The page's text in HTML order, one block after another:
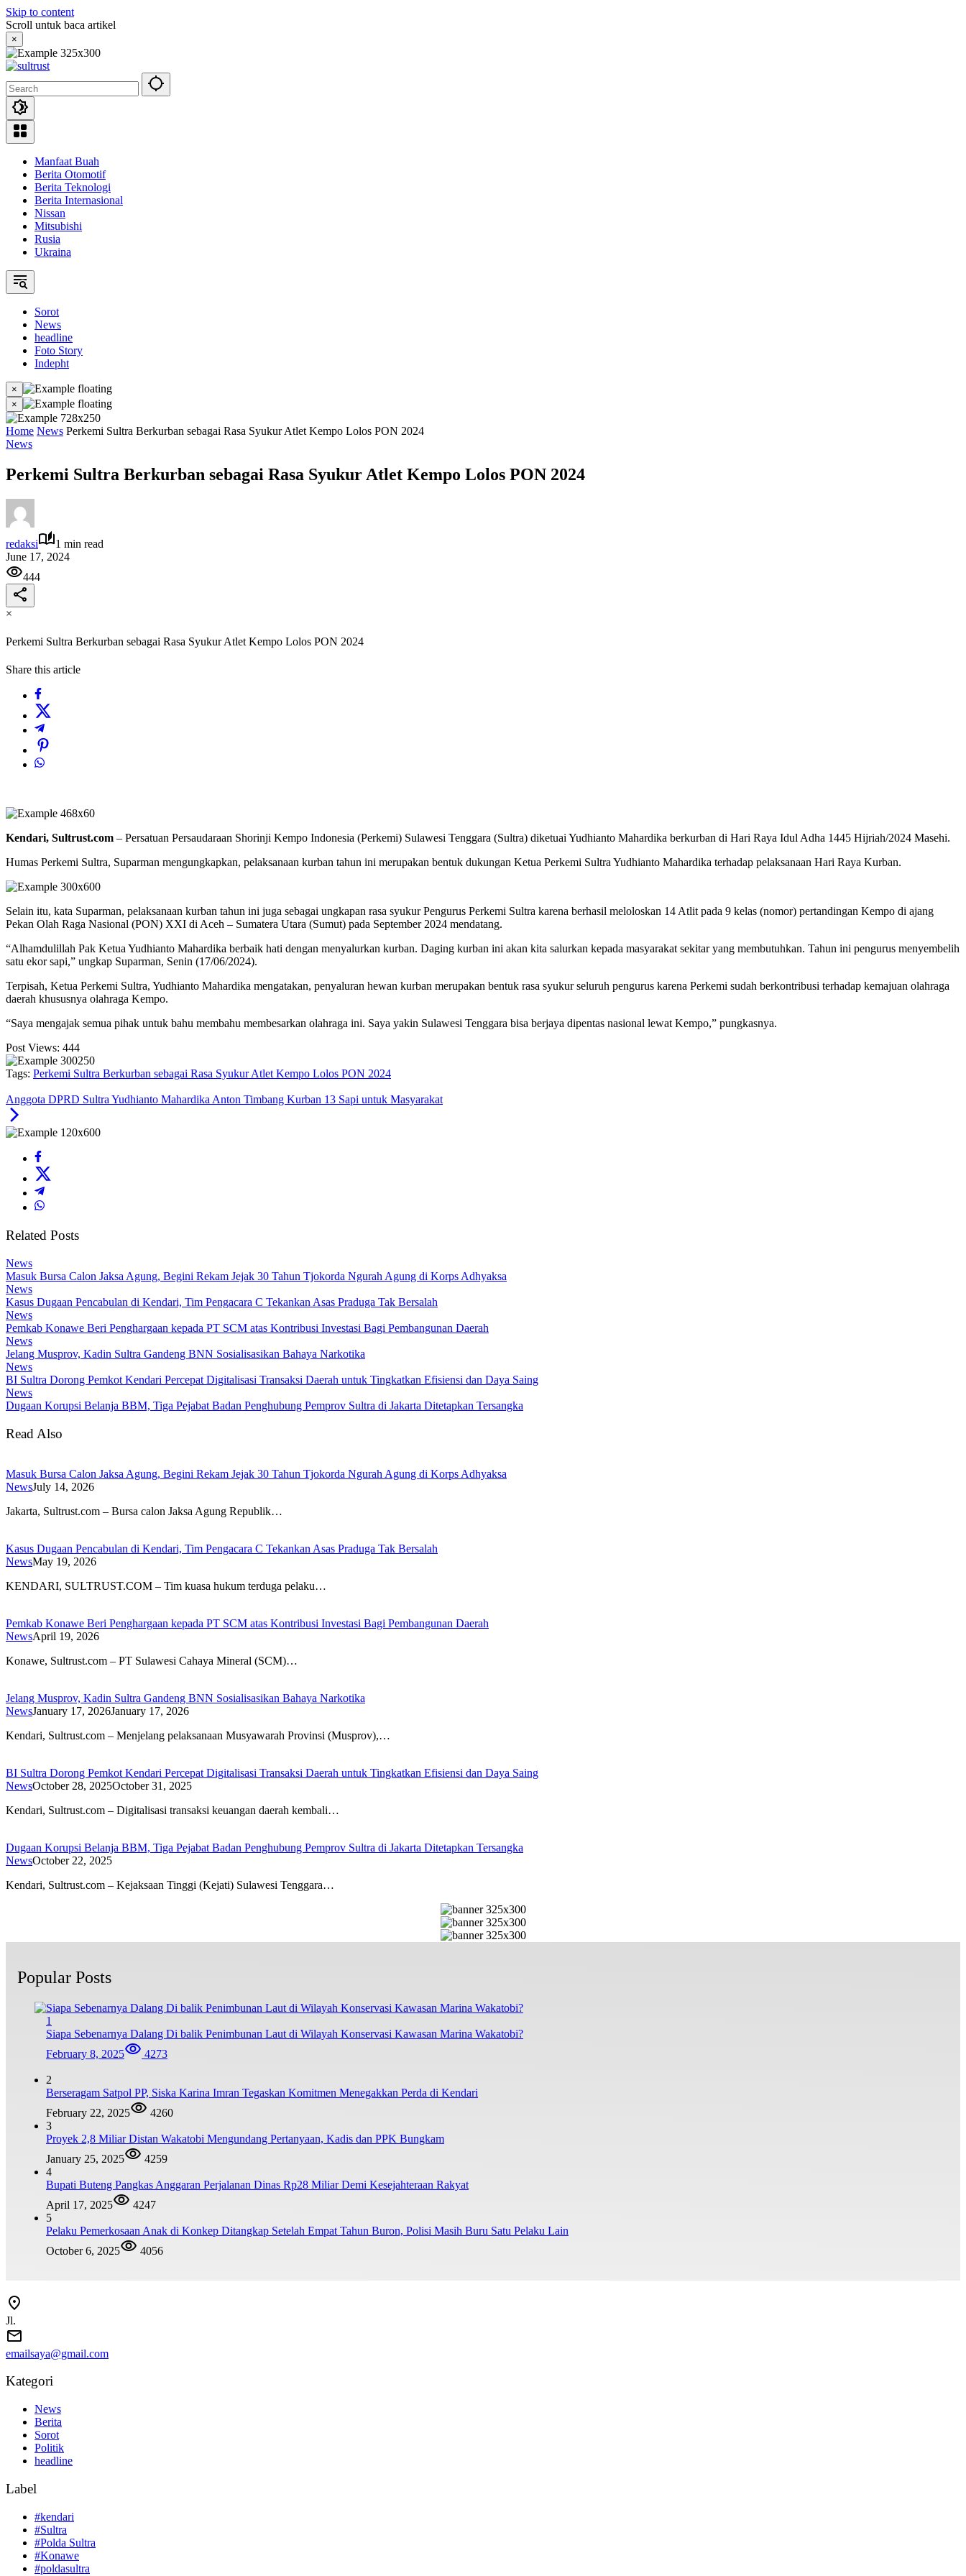
Skip to content
Scroll untuk baca artikel
×
Manfaat Buah
Berita Otomotif
Berita Teknologi
Berita Internasional
Nissan
Mitsubishi
Rusia
Ukraina
Sorot
News
headline
Foto Story
Indepht
×
×
Home News Perkemi Sultra Berkurban sebagai Rasa Syukur Atlet Kempo Lolos PON 2024
News
Perkemi Sultra Berkurban sebagai Rasa Syukur Atlet Kempo Lolos PON 2024
redaksi
1 min read
June 17, 2024
444
×
Perkemi Sultra Berkurban sebagai Rasa Syukur Atlet Kempo Lolos PON 2024
Share this article
Kendari, Sultrust.com – Persatuan Persaudaraan Shorinji Kempo Indonesia (Perkemi) Sulawesi Tenggara (Sultra) diketuai Yudhianto Mahardika berkurban di Hari Raya Idul Adha 1445 Hijriah/2024 Masehi.
Humas Perkemi Sultra, Suparman mengungkapkan, pelaksanaan kurban tahun ini merupakan bentuk dukungan Ketua Perkemi Sultra Yudhianto Mahardika terhadap pelaksanaan Hari Raya Kurban.
Selain itu, kata Suparman, pelaksanaan kurban tahun ini juga sebagai ungkapan rasa syukur Pengurus Perkemi Sultra karena berhasil meloloskan 14 Atlit pada 9 kelas (nomor) pertandingan Kempo di ajang
Pekan Olah Raga Nasional (PON) XXI di Aceh – Sumatera Utara (Sumut) pada September 2024 mendatang.
“Alhamdulillah Pak Ketua Yudhianto Mahardika berbaik hati dengan menyalurkan kurban. Daging kurban ini akan kita salurkan kepada masyarakat sekitar yang membutuhkan. Tahun ini pengurus menyembelih
satu ekor sapi,” ungkap Suparman, Senin (17/06/2024).
Terpisah, Ketua Perkemi Sultra, Yudhianto Mahardika mengatakan, penyaluran hewan kurban merupakan bentuk rasa syukur seluruh pengurus karena Perkemi sudah berkontribusi terhadap kemajuan olahraga
daerah khususnya olahraga Kempo.
“Saya mengajak semua pihak untuk bahu membahu membesarkan olahraga ini. Saya yakin Sulawesi Tenggara bisa berjaya dipentas nasional lewat Kempo,” pungkasnya.
Post Views: 444
Tags: Perkemi Sultra Berkurban sebagai Rasa Syukur Atlet Kempo Lolos PON 2024
Anggota DPRD Sultra Yudhianto Mahardika Anton Timbang Kurban 13 Sapi untuk Masyarakat
Related Posts
News
Masuk Bursa Calon Jaksa Agung, Begini Rekam Jejak 30 Tahun Tjokorda Ngurah Agung di Korps Adhyaksa
News
Kasus Dugaan Pencabulan di Kendari, Tim Pengacara C Tekankan Asas Praduga Tak Bersalah
News
Pemkab Konawe Beri Penghargaan kepada PT SCM atas Kontribusi Investasi Bagi Pembangunan Daerah
News
Jelang Musprov, Kadin Sultra Gandeng BNN Sosialisasikan Bahaya Narkotika
News
BI Sultra Dorong Pemkot Kendari Percepat Digitalisasi Transaksi Daerah untuk Tingkatkan Efisiensi dan Daya Saing
News
Dugaan Korupsi Belanja BBM, Tiga Pejabat Badan Penghubung Pemprov Sultra di Jakarta Ditetapkan Tersangka
Read Also
Masuk Bursa Calon Jaksa Agung, Begini Rekam Jejak 30 Tahun Tjokorda Ngurah Agung di Korps Adhyaksa
NewsJuly 14, 2026
​Jakarta, Sultrust.com – Bursa calon Jaksa Agung Republik…
Kasus Dugaan Pencabulan di Kendari, Tim Pengacara C Tekankan Asas Praduga Tak Bersalah
NewsMay 19, 2026
KENDARI, SULTRUST.COM – Tim kuasa hukum terduga pelaku…
Pemkab Konawe Beri Penghargaan kepada PT SCM atas Kontribusi Investasi Bagi Pembangunan Daerah
NewsApril 19, 2026
Konawe, Sultrust.com – PT Sulawesi Cahaya Mineral (SCM)…
Jelang Musprov, Kadin Sultra Gandeng BNN Sosialisasikan Bahaya Narkotika
NewsJanuary 17, 2026January 17, 2026
Kendari, Sultrust.com – Menjelang pelaksanaan Musyawarah Provinsi (Musprov),…
BI Sultra Dorong Pemkot Kendari Percepat Digitalisasi Transaksi Daerah untuk Tingkatkan Efisiensi dan Daya Saing
NewsOctober 28, 2025October 31, 2025
Kendari, Sultrust.com – Digitalisasi transaksi keuangan daerah kembali…
Dugaan Korupsi Belanja BBM, Tiga Pejabat Badan Penghubung Pemprov Sultra di Jakarta Ditetapkan Tersangka
NewsOctober 22, 2025
Kendari, Sultrust.com – Kejaksaan Tinggi (Kejati) Sulawesi Tenggara…
Popular Posts
1
Siapa Sebenarnya Dalang Di balik Penimbunan Laut di Wilayah Konservasi Kawasan Marina Wakatobi?
February 8, 2025
4273
2
Berseragam Satpol PP, Siska Karina Imran Tegaskan Komitmen Menegakkan Perda di Kendari
February 22, 2025
4260
3
Proyek 2,8 Miliar Distan Wakatobi Mengundang Pertanyaan, Kadis dan PPK Bungkam
January 25, 2025
4259
4
Bupati Buteng Pangkas Anggaran Perjalanan Dinas Rp28 Miliar Demi Kesejahteraan Rakyat
April 17, 2025
4247
5
Pelaku Pemerkosaan Anak di Konkep Ditangkap Setelah Empat Tahun Buron, Polisi Masih Buru Satu Pelaku Lain
October 6, 2025
4056
Jl.
emailsaya@gmail.com
Kategori
News
Berita
Sorot
Politik
headline
Label
#kendari
#Sultra
#Polda Sultra
#Konawe
#poldasultra